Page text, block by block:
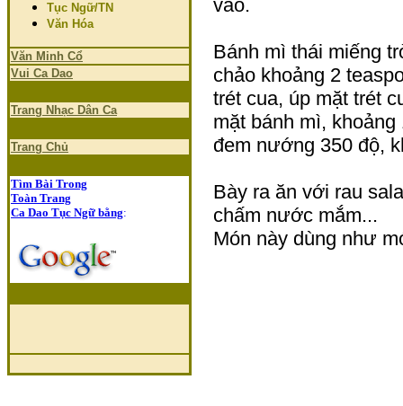
Tục Ngữ/TN
Văn Hóa
Văn Minh Cổ
Vui Ca Dao
Trang Nhạc Dân Ca
Trang Chủ
Tìm Bài Trong
Toàn Trang
Ca Dao Tục Ngữ bằng:
vào.
Bánh mì thái miếng
chảo khoảng 2
trét cua, úp mặt trét
mặt bánh mì,
đem nướng 350 độ,
Bày ra ăn với rau
chấm nước mắm...
Món này dùng như